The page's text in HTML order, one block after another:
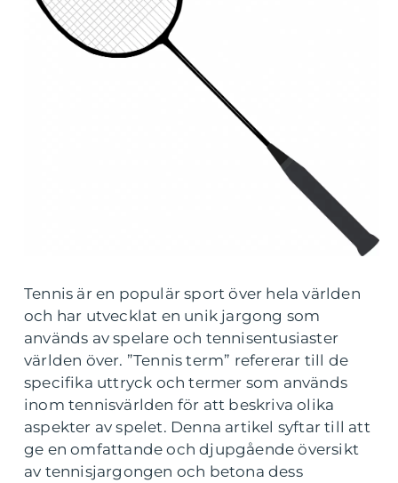
Tennis är en populär sport över hela världen
och har utvecklat en unik jargong som
används av spelare och tennisentusiaster
världen över. ”Tennis term” refererar till de
specifika uttryck och termer som används
inom tennisvärlden för att beskriva olika
aspekter av spelet. Denna artikel syftar till att
ge en omfattande och djupgående översikt
av tennisjargongen och betona dess